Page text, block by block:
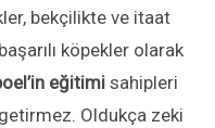
bekçilikte ve itaat
köpekler olarak
eğitimisahipleri
Oldukça zeki